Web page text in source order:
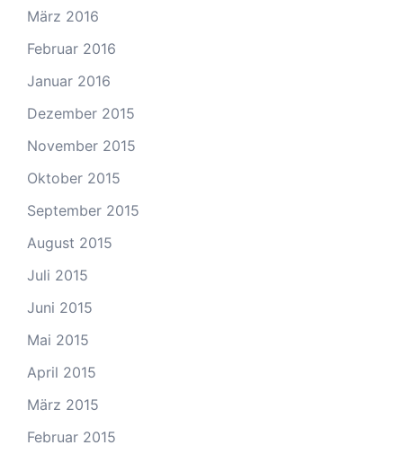
März 2016
Februar 2016
Januar 2016
Dezember 2015
November 2015
Oktober 2015
September 2015
August 2015
Juli 2015
Juni 2015
Mai 2015
April 2015
März 2015
Februar 2015